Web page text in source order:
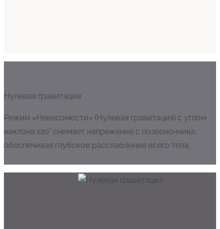
Нулевая гравитация
Режим «Невесомости» (Нулевая гравитация) с углом
наклона 120° снимает напряжение с позвоночника,
обеспечивая глубокое расслабление всего тела.